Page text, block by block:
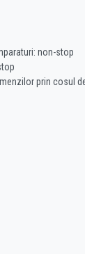
non-stop
prin cosul